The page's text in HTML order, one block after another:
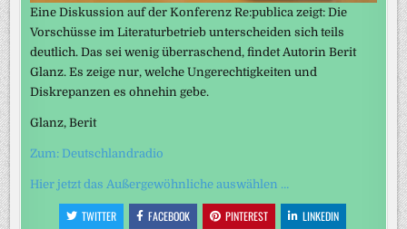
Eine Diskussion auf der Konferenz Re:publica zeigt: Die
Vorschüsse im Literaturbetrieb unterscheiden sich teils
deutlich. Das sei wenig überraschend, findet Autorin Berit
Glanz. Es zeige nur, welche Ungerechtigkeiten und
Diskrepanzen es ohnehin gebe.
Glanz, Berit
Zum: Deutschlandradio
Hier jetzt das Außergewöhnliche auswählen …
TWITTER FACEBOOK PINTEREST LINKEDIN